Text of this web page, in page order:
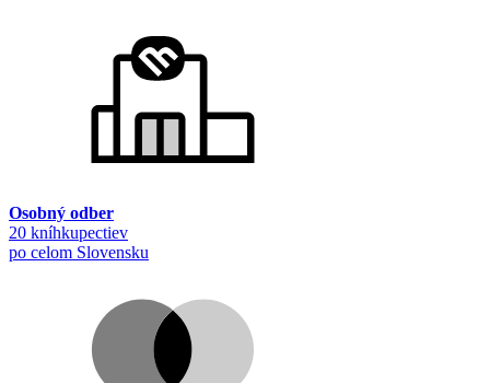
Osobný odber
20 kníhkupectiev
po celom Slovensku